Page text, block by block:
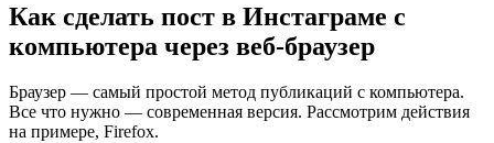
Как сделать пост в Инстаграме с
компьютера через веб-браузер
Браузер — самый простой метод публикаций с компьютера.
Все что нужно — современная версия. Рассмотрим действия
на примере, Firefox.